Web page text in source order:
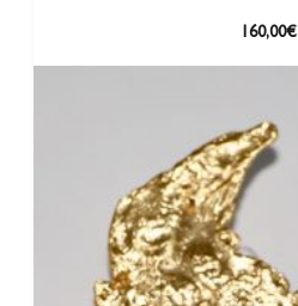
160,00€